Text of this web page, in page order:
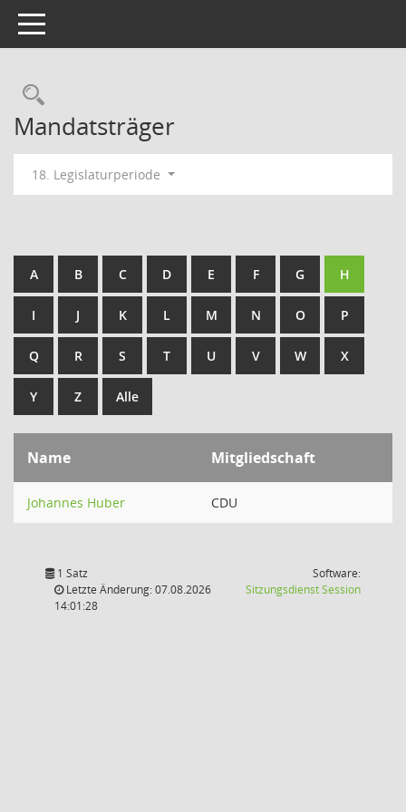
Toggle navigation
Rechercheauswahl
Mandatsträger
18. Legislaturperiode
A B C D E F G H
I J K L M N O P
Q R S T U V W X
Y Z Alle
Name Mitgliedschaft
Johannes Huber CDU
1 Satz
Letzte Änderung: 07.08.2026
14:01:28
Software:
SitzungsdienstSession(Wird in